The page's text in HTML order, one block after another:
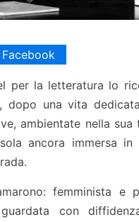
per la letteratura lo
dopo una vita
ambientate nella sua
ancora immersa in
femminista e
con